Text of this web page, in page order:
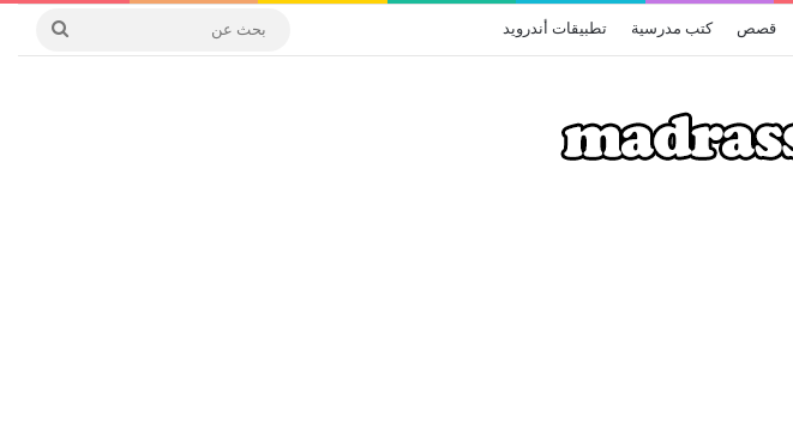
قصص كتب مدرسية تطبيقات أندرويد